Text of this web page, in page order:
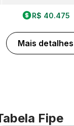
R$ 40.475
Mais detalhes
Fipe